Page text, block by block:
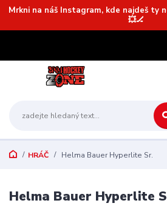
Mrkni na náš Instagram, kde najdeš ty
💥🏒
HRÁČ Helma Bauer Hyperlite Sr.
Helma Bauer Hyperlite